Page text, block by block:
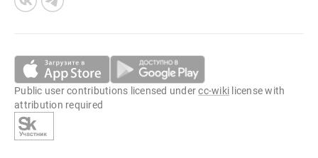
Public user contributions licensed undercc-wiki license with
attribution required